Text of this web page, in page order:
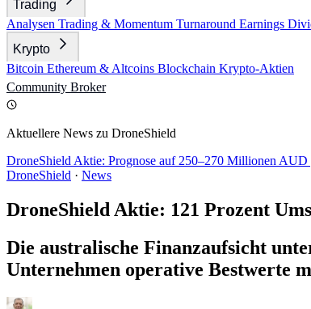
Trading
Analysen Trading & Momentum Turnaround Earnings
Krypto
Bitcoin Ethereum & Altcoins Blockchain Krypto-Aktien
Community Broker
Aktuellere News zu DroneShield
DroneShield Aktie: Prognose auf 250–270 Millionen
DroneShield · News
DroneShield Aktie: 121 Prozent
Die australische Finanzaufsicht
Unternehmen operative Bestwerte